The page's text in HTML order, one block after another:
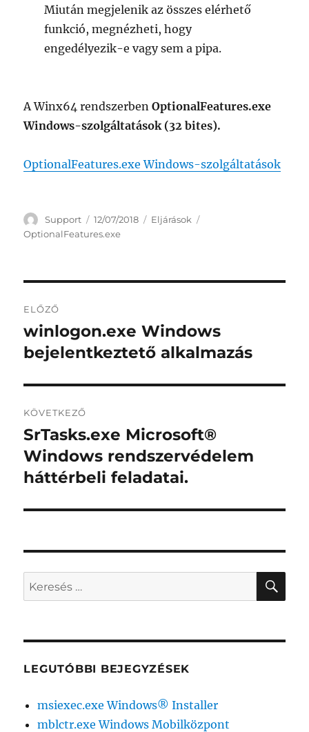
Miután megjelenik az összes elérhető
funkció, megnézheti, hogy
engedélyezik-e vagy sem a pipa.
A Winx64 rendszerbenOptionalFeatures.exe
Windows-szolgáltatások (32 bites).
OptionalFeatures.exe Windows-szolgáltatások
Szerző
Support Közzétéve
12/07/2018 Kategória
Eljárások
OptionalFeatures.exe
navigáció
ELŐZŐ
Korábbi
bejegyzés:
winlogon.exe Windows
bejelentkeztető alkalmazás
KÖVETKEZŐ
Következő
bejegyzés:
SrTasks.exe Microsoft®
Windows rendszervédelem
háttérbeli feladatai.
Keresés
a
kifejezésre:
LEGUTÓBBI BEJEGYZÉSEK
msiexec.exe Windows® Installer
mblctr.exe Windows Mobilközpont